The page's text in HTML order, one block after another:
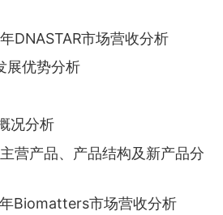
DNASTAR市场营收分析
展优势分析
况分析
营产品、产品结构及新产品分
Biomatters市场营收分析